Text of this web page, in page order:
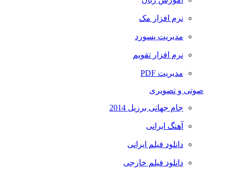
نرم افزار مک
مدیریت پسورد
نرم افزار تقویم
مدیریت PDF
صوتی و تصویری
جام جهانی برزیل 2014
آهنگ ایرانی
دانلود فیلم ایرانی
دانلود فیلم خارجی